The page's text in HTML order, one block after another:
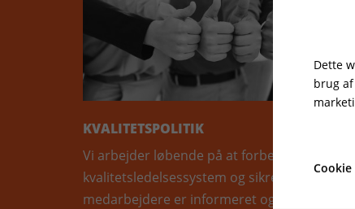
KVALITETSPOLITIK
Vi arbejder løbende på at forbedre vores
kvalitetsledelsessystem og sikrer, at vores
medarbejdere er informeret og involveret.
Dette
brug